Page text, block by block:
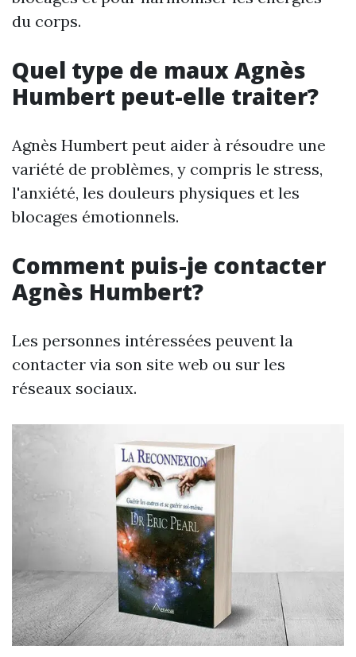
du corps.
Quel type de maux Agnès
Humbert peut-elle traiter?
Agnès Humbert peut aider à résoudre une
variété de problèmes, y compris le stress,
l'anxiété, les douleurs physiques et les
blocages émotionnels.
Comment puis-je contacter
Agnès Humbert?
Les personnes intéressées peuvent la
contacter via son site web ou sur les
réseaux sociaux.